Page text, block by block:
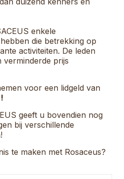
enkele
die betrekking op
activiteiten. De leden
verminderde prijs
voor een lidgeld van
geeft u bovendien nog
bij verschillende
te maken met Rosaceus?